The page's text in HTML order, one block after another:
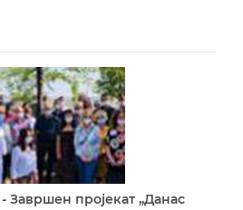
Завршен пројекат „Данас